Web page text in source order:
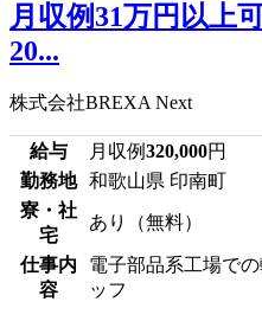
月収例31万円以上
20...
株式会社BREXA Next
給与 月収例320,000円
勤務地 和歌山県 印南町
寮・社
宅
あり（無料）
仕事内
容
電子部品系工場で
ッフ